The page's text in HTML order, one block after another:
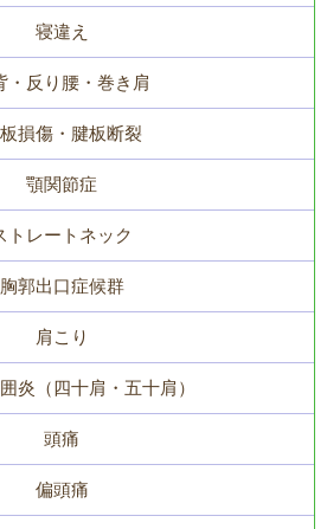
寝違え
・反り腰・巻き肩
損傷・腱板断裂
顎関節症
トレートネック
胸郭出口症候群
肩こり
炎（四十肩・五十肩）
頭痛
偏頭痛